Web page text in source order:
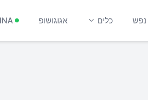
נפש כלים אגוגושופ